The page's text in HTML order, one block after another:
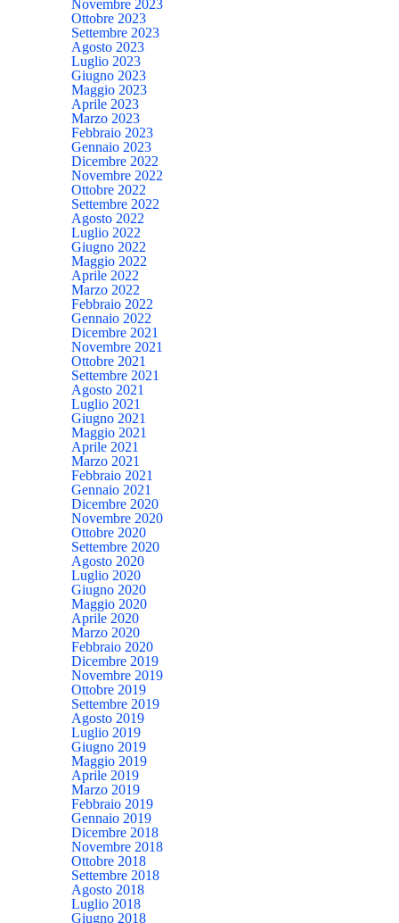
Novembre 2023
Ottobre 2023
Settembre 2023
Agosto 2023
Luglio 2023
Giugno 2023
Maggio 2023
Aprile 2023
Marzo 2023
Febbraio 2023
Gennaio 2023
Dicembre 2022
Novembre 2022
Ottobre 2022
Settembre 2022
Agosto 2022
Luglio 2022
Giugno 2022
Maggio 2022
Aprile 2022
Marzo 2022
Febbraio 2022
Gennaio 2022
Dicembre 2021
Novembre 2021
Ottobre 2021
Settembre 2021
Agosto 2021
Luglio 2021
Giugno 2021
Maggio 2021
Aprile 2021
Marzo 2021
Febbraio 2021
Gennaio 2021
Dicembre 2020
Novembre 2020
Ottobre 2020
Settembre 2020
Agosto 2020
Luglio 2020
Giugno 2020
Maggio 2020
Aprile 2020
Marzo 2020
Febbraio 2020
Dicembre 2019
Novembre 2019
Ottobre 2019
Settembre 2019
Agosto 2019
Luglio 2019
Giugno 2019
Maggio 2019
Aprile 2019
Marzo 2019
Febbraio 2019
Gennaio 2019
Dicembre 2018
Novembre 2018
Ottobre 2018
Settembre 2018
Agosto 2018
Luglio 2018
Giugno 2018